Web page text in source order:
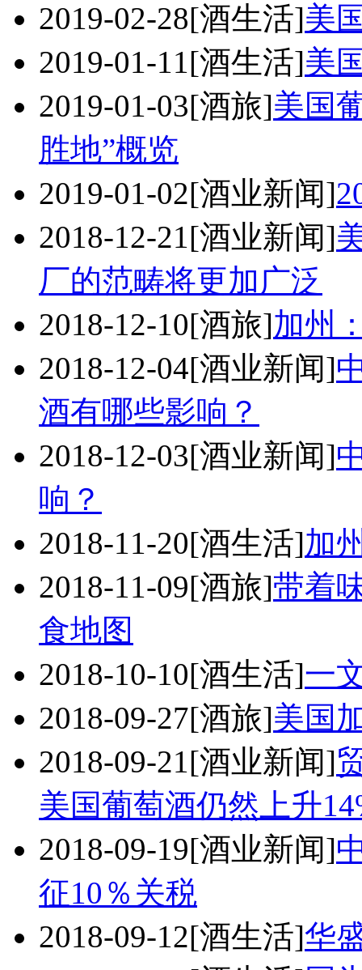
2019-02-28[酒生活]美
2019-01-11[酒生活]美
2019-01-03[酒旅]美国
胜地”概览
2019-01-02[酒业新闻]
2018-12-21[酒业新闻]
厂的范畴将更加广泛
2018-12-10[酒旅]加州
2018-12-04[酒业新闻]
酒有哪些影响？
2018-12-03[酒业新闻]
响？
2018-11-20[酒生活]加
2018-11-09[酒旅]带着
食地图
2018-10-10[酒生活]一
2018-09-27[酒旅]美国
2018-09-21[酒业新闻]
美国葡萄酒仍然上升
2018-09-19[酒业新闻]
征10％关税
2018-09-12[酒生活]华